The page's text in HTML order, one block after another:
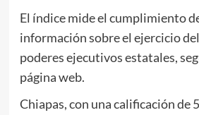
El índice mide el cumplimiento
información sobre el ejercicio
poderes ejecutivos estatales,
página web.
Chiapas, con una calificación de